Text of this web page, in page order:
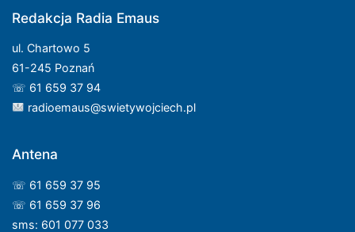
Redakcja Radia Emaus
ul. Chartowo 5
61-245 Poznań
☏ 61 659 37 94
radioemaus@swietywojciech.pl
Antena
☏ 61 659 37 95
☏ 61 659 37 96
sms: 601 077 033